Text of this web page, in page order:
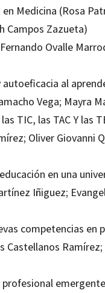
Medicina (Rosa
Campos Zazueta)
Ovalle
al
Vega; Mayra
TIC, las TAC Y las
Oliver Giovanni
en una
Iñiguez;
competencias en
Castellanos